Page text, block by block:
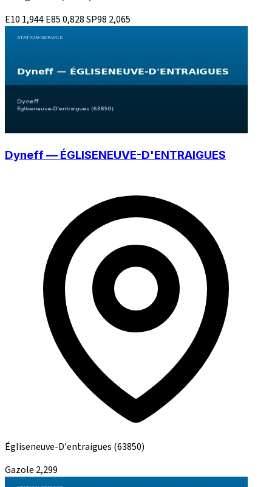
E10 1,944E850,828SP98 2,065
Dyneff — ÉGLISENEUVE-D'ENTRAIGUES
Égliseneuve-D'entraigues (63850)
Gazole 2,299